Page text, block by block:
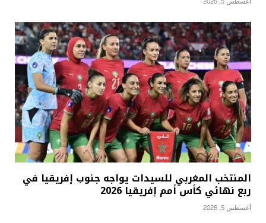
المنتخب المغربي للسيدات يواجه جنوب إفريقيا في
ربع نهائي كأس أمم إفريقيا 2026
أغسطس 5, 2026